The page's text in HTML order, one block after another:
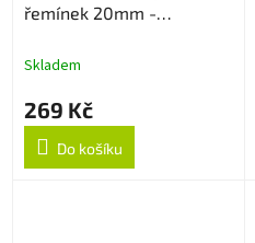
řemínek 20mm -
Skladem
269 Kč
Do košíku